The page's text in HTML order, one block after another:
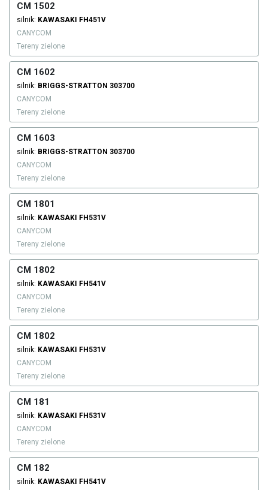
CM 1502
silnik: KAWASAKI
FH451V
CANYCOM
Tereny zielone
CM 1602
silnik: BRIGGS-STRATTON 303700
CANYCOM
Tereny zielone
CM 1603
silnik: BRIGGS-STRATTON 303700
CANYCOM
Tereny zielone
CM 1801
silnik: KAWASAKI
FH531V
CANYCOM
Tereny zielone
CM 1802
silnik: KAWASAKI
FH541V
CANYCOM
Tereny zielone
CM 1802
silnik: KAWASAKI
FH531V
CANYCOM
Tereny zielone
CM 181
silnik: KAWASAKI
FH531V
CANYCOM
Tereny zielone
CM 182
silnik: KAWASAKI
FH541V